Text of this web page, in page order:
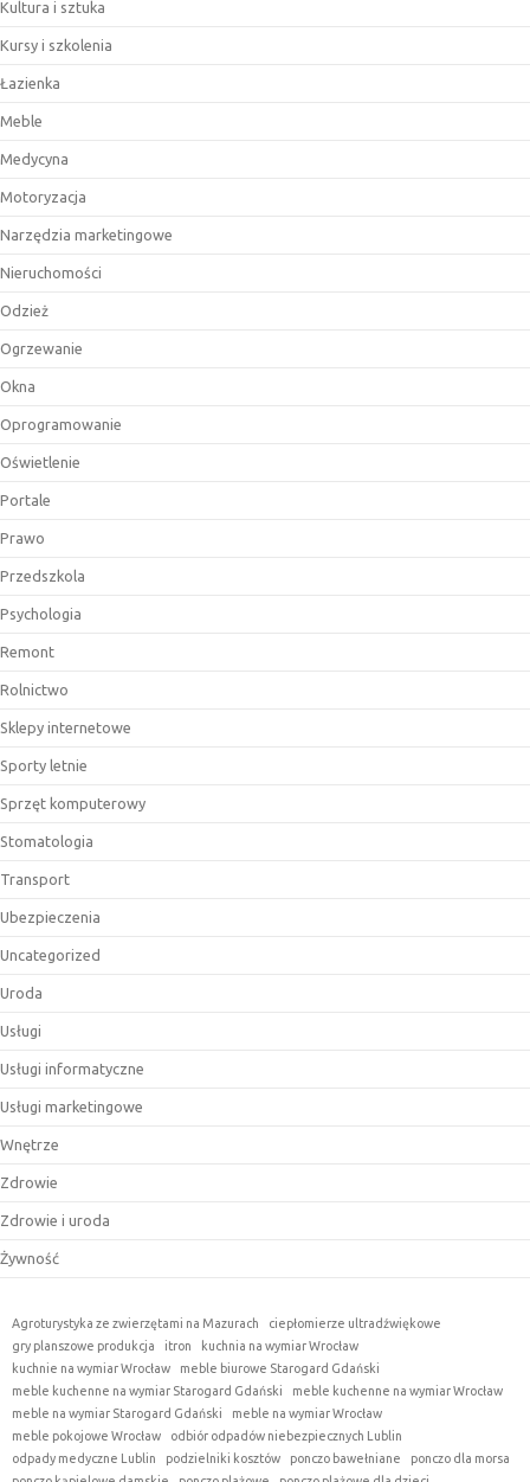
Kultura i sztuka
Kursy i szkolenia
Łazienka
Meble
Medycyna
Motoryzacja
Narzędzia marketingowe
Nieruchomości
Odzież
Ogrzewanie
Okna
Oprogramowanie
Oświetlenie
Portale
Prawo
Przedszkola
Psychologia
Remont
Rolnictwo
Sklepy internetowe
Sporty letnie
Sprzęt komputerowy
Stomatologia
Transport
Ubezpieczenia
Uncategorized
Uroda
Usługi
Usługi informatyczne
Usługi marketingowe
Wnętrze
Zdrowie
Zdrowie i uroda
Żywność
Agroturystyka ze zwierzętami na Mazurach
ciepłomierze ultradźwiękowe
gry planszowe produkcja
itron
kuchnia na wymiar Wrocław
kuchnie na wymiar Wrocław
meble biurowe Starogard Gdański
meble kuchenne na wymiar Starogard Gdański
meble kuchenne na wymiar Wrocław
meble na wymiar Starogard Gdański
meble na wymiar Wrocław
meble pokojowe Wrocław
odbiór odpadów niebezpiecznych Lublin
odpady medyczne Lublin
podzielniki kosztów ponczo bawełniane
ponczo dla morsa